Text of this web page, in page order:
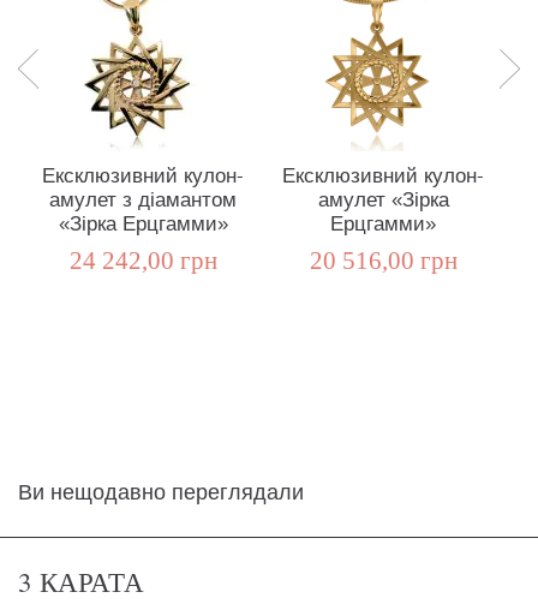
Ексклюзивний кулон-
амулет з діамантом
«Зірка Ерцгамми»
24 242,00 грн
Ексклюзивний кулон-
амулет «Зірка
Ерцгамми»
20 516,00 грн
Ви нещодавно переглядали
3 КАРАТА